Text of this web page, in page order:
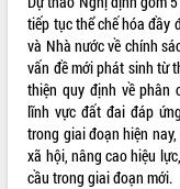
VIDEO
Không có file video nào để
ALBUM ẢNH
tiếp tục thể chế hóa đầy
và Nhà nước về chính
vấn đề mới phát sinh từ
thiện quy định về phân
lĩnh vực đất đai đáp
trong giai đoạn hiện
xã hội, nâng cao hiệu
cầu trong giai đoạn mới.